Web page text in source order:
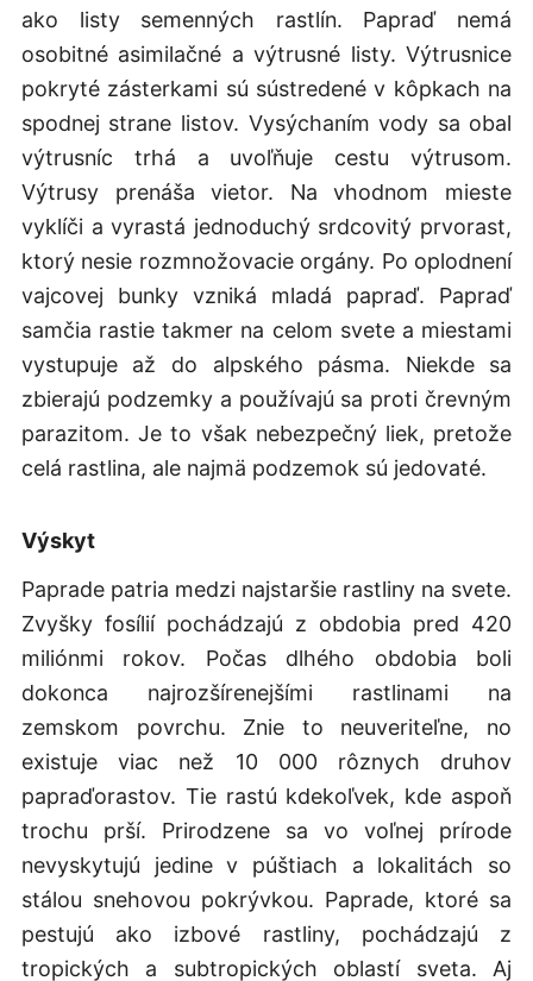
ako listy semenných rastlín. Papraď nemá
osobitné asimilačné a výtrusné listy. Výtrusnice
pokryté zásterkami sú sústredené v kôpkach na
spodnej strane listov. Vysýchaním vody sa obal
výtrusníc trhá a uvoľňuje cestu výtrusom.
Výtrusy prenáša vietor. Na vhodnom mieste
vyklíči a vyrastá jednoduchý srdcovitý prvorast,
ktorý nesie rozmnožovacie orgány. Po oplodnení
vajcovej bunky vzniká mladá papraď. Papraď
samčia rastie takmer na celom svete a miestami
vystupuje až do alpského pásma. Niekde sa
zbierajú podzemky a používajú sa proti črevným
parazitom. Je to však nebezpečný liek, pretože
celá rastlina, ale najmä podzemok sú jedovaté.
Výskyt
Paprade patria medzi najstaršie rastliny na svete.
Zvyšky fosílií pochádzajú z obdobia pred 420
miliónmi rokov. Počas dlhého obdobia boli
dokonca najrozšírenejšími rastlinami na
zemskom povrchu. Znie to neuveriteľne, no
existuje viac než 10 000 rôznych druhov
papraďorastov. Tie rastú kdekoľvek, kde aspoň
trochu prší. Prirodzene sa vo voľnej prírode
nevyskytujú jedine v púštiach a lokalitách so
stálou snehovou pokrývkou. Paprade, ktoré sa
pestujú ako izbové rastliny, pochádzajú z
tropických a subtropických oblastí sveta. Aj